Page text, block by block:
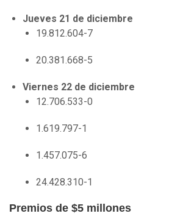
Jueves 21 de diciembre
19.812.604-7
20.381.668-5
Viernes 22 de diciembre
12.706.533-0
1.619.797-1
1.457.075-6
24.428.310-1
Premios de $5 millones